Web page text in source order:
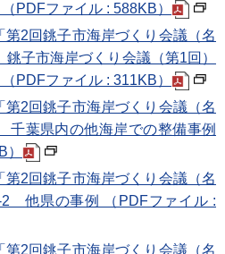
PDFファイル : 588KB）
2回銚子市海岸づくり会議（名
子市海岸づくり会議（第1回）
PDFファイル : 311KB）
2回銚子市海岸づくり会議（名
葉県内の他海岸での整備事例
2回銚子市海岸づくり会議（名
他県の事例 （PDFファイル :
2回銚子市海岸づくり会議（名